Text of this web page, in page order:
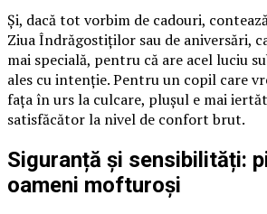
Și, dacă tot vorbim de cadouri,
Ziua Îndrăgostiților sau de aniversări,
mai specială, pentru că are acel luciu
ales cu intenție. Pentru un copil care
fața în urs la culcare, plușul e mai
satisfăcător la nivel de confort brut.
Siguranță și sensibilități:
oameni mofturoși